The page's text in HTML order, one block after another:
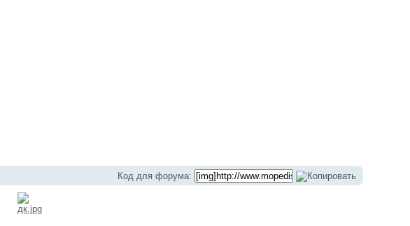
Код для форума: